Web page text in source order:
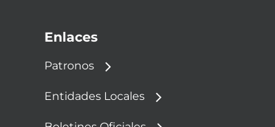
Enlaces
Patronos
Entidades Locales